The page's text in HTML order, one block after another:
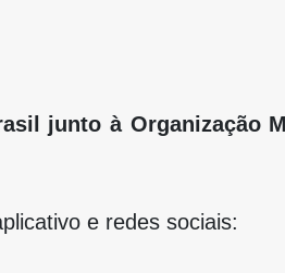
junto à Organização
e redes sociais: